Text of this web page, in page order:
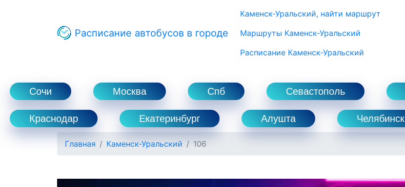
Расписание автобусов в городе
Каменск-Уральский, найти маршрут
Маршруты Каменск-Уральский
Расписание Каменск-Уральский
Сочи Москва Спб Севастополь
Краснодар Екатеринбург Алушта Челябинск
Главная Каменск-Уральский 106